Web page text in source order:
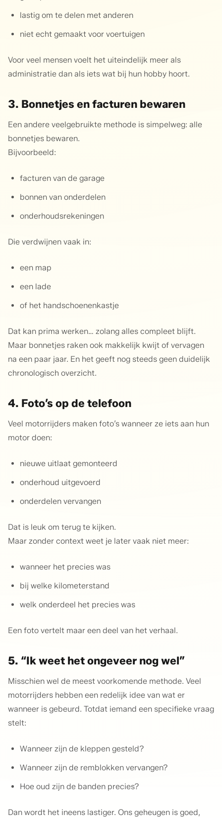
lastig om te delen met anderen
niet echt gemaakt voor voertuigen
Voor veel mensen voelt het uiteindelijk meer als
administratie dan als iets wat bij hun hobby hoort.
3. Bonnetjes en facturen bewaren
Een andere veelgebruikte methode is simpelweg: alle
bonnetjes bewaren.
Bijvoorbeeld:
facturen van de garage
bonnen van onderdelen
onderhoudsrekeningen
Die verdwijnen vaak in:
een map
een lade
of het handschoenenkastje
Dat kan prima werken… zolang alles compleet blijft.
Maar bonnetjes raken ook makkelijk kwijt of vervagen
na een paar jaar. En het geeft nog steeds geen duidelijk
chronologisch overzicht.
4. Foto’s op de telefoon
Veel motorrijders maken foto’s wanneer ze iets aan hun
motor doen:
nieuwe uitlaat gemonteerd
onderhoud uitgevoerd
onderdelen vervangen
Dat is leuk om terug te kijken.
Maar zonder context weet je later vaak niet meer:
wanneer het precies was
bij welke kilometerstand
welk onderdeel het precies was
Een foto vertelt maar een deel van het verhaal.
5. “Ik weet het ongeveer nog wel”
Misschien wel de meest voorkomende methode. Veel
motorrijders hebben een redelijk idee van wat er
wanneer is gebeurd. Totdat iemand een specifieke vraag
stelt:
Wanneer zijn de kleppen gesteld?
Wanneer zijn de remblokken vervangen?
Hoe oud zijn de banden precies?
Dan wordt het ineens lastiger. Ons geheugen is goed,